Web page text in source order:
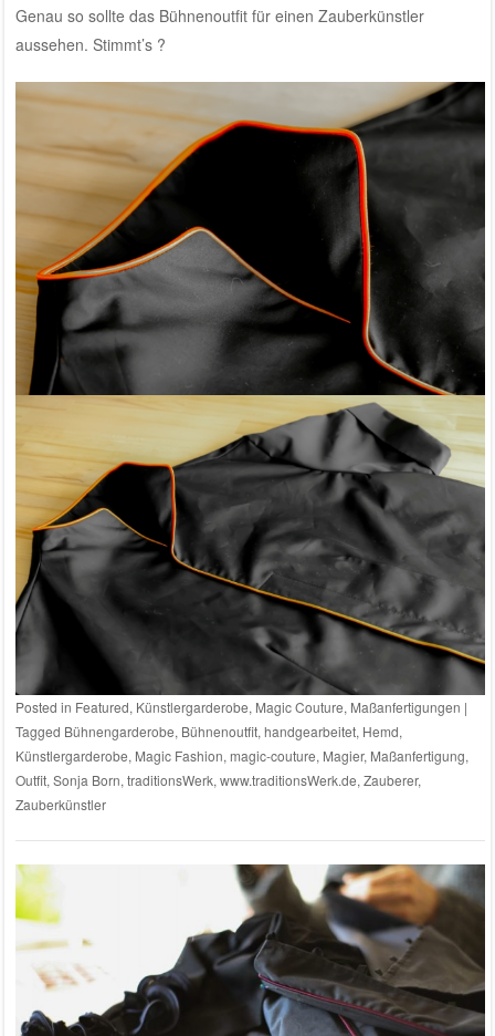
Genau so sollte das Bühnenoutfit für einen Zauberkünstler
aussehen. Stimmt’s ?
Posted in Featured, Künstlergarderobe, Magic Couture, Maßanfertigungen |
Tagged Bühnengarderobe, Bühnenoutfit, handgearbeitet, Hemd,
Künstlergarderobe, Magic Fashion, magic-couture, Magier, Maßanfertigung,
Outfit, Sonja Born, traditionsWerk, www.traditionsWerk.de, Zauberer,
Zauberkünstler